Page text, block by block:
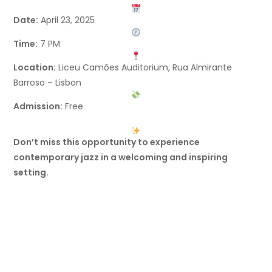
Date: April 23, 2025
Time: 7 PM
Location: Liceu Camões Auditorium, Rua Almirante
Barroso – Lisbon
Admission: Free
Don’t miss this opportunity to experience
contemporary jazz in a welcoming and inspiring
setting.